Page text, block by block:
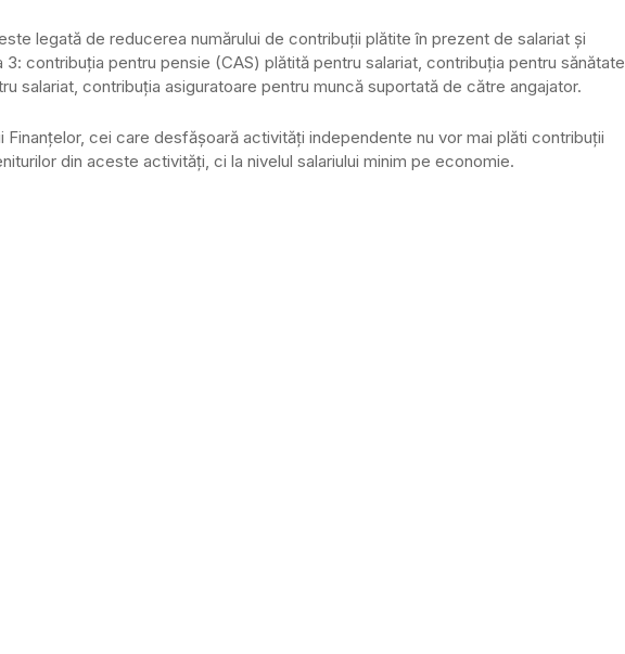
legată de reducerea numărului de contribuţii plătite în prezent de salariat şi
3: contribuţia pentru pensie (CAS) plătită pentru salariat, contribuţia pentru sănătate
salariat, contribuţia asiguratoare pentru muncă suportată de către angajator.
Finanţelor, cei care desfăşoară activităţi independente nu vor mai plăti contribuţii
din aceste activităţi, ci la nivelul salariului minim pe economie.